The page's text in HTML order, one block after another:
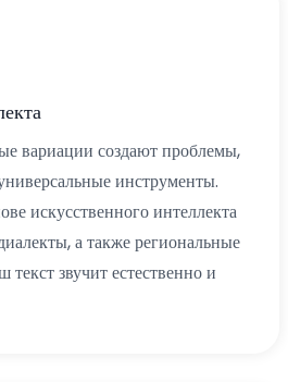
вариации создают проблемы,
инструменты.
искусственного интеллекта
а также региональные
звучит естественно и